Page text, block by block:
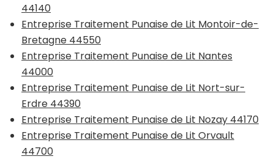
44140
Entreprise Traitement Punaise de Lit Montoir-de-
Bretagne 44550
Entreprise Traitement Punaise de Lit Nantes
44000
Entreprise Traitement Punaise de Lit Nort-sur-
Erdre 44390
Entreprise Traitement Punaise de Lit Nozay 44170
Entreprise Traitement Punaise de Lit Orvault
44700